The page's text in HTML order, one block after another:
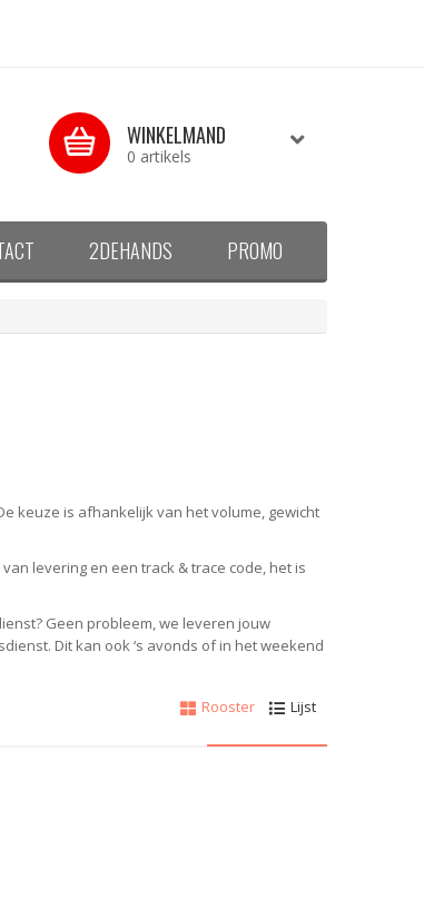
WINKELMAND
0 artikels
2DEHANDS PROMO
keuze is afhankelijk van het volume, gewicht
levering en een track & trace code, het is
Geen probleem, we leveren jouw
Dit kan ook ‘s avonds of in het weekend
Rooster
Lijst